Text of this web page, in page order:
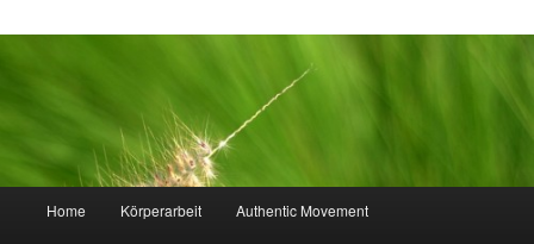
Home Körperarbeit Authentic Movement